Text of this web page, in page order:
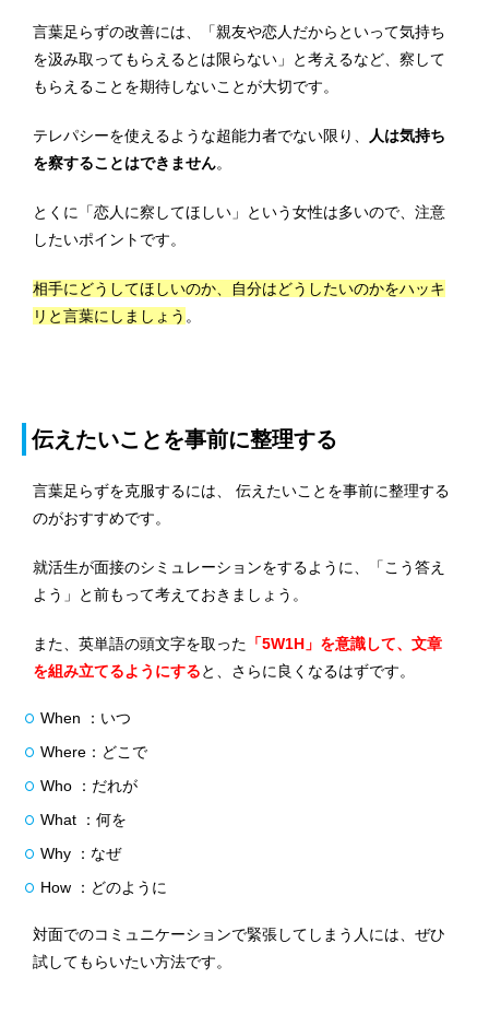
言葉足らずの改善には、「親友や恋人だからといって気持ち
を汲み取ってもらえるとは限らない」と考えるなど、察して
もらえることを期待しないことが大切です。
テレパシーを使えるような超能力者でない限り、
人は気持ち
を察することはできません。
とくに「恋人に察してほしい」という女性は多いので、注意
したいポイントです。
相手にどうしてほしいのか、自分はどうしたいのかをハッキ
リと言葉にしましょう 。
伝えたいことを事前に整理する
言葉足らずを克服するには、 伝えたいことを事前に整理する
のがおすすめです。
就活生が面接のシミュレーションをするように、「こう答え
よう」と前もって考えておきましょう。
また、英単語の頭文字を取った 「5W1H」を意識して、文章
を組み立てるようにすると、さらに良くなるはずです。
When ：いつ
Where：どこで
Who ：だれが
What ：何を
Why ：なぜ
How ：どのように
対面でのコミュニケーションで緊張してしまう人には、ぜひ
試してもらいたい方法です。